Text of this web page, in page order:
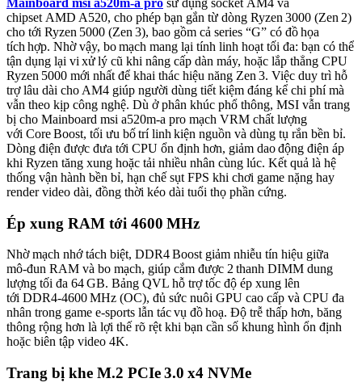
Mainboard msi a520m-a pro sử dụng socket AM4 và
chipset AMD A520, cho phép bạn gắn từ dòng Ryzen 3000 (Zen 2)
cho tới Ryzen 5000 (Zen 3), bao gồm cả series “G” có đồ họa
tích hợp. Nhờ vậy, bo mạch mang lại tính linh hoạt tối đa: bạn có thể
tận dụng lại vi xử lý cũ khi nâng cấp dàn máy, hoặc lắp thẳng CPU
Ryzen 5000 mới nhất để khai thác hiệu năng Zen 3. Việc duy trì hỗ
trợ lâu dài cho AM4 giúp người dùng tiết kiệm đáng kể chi phí mà
vẫn theo kịp công nghệ. Dù ở phân khúc phổ thông, MSI vẫn trang
bị cho Mainboard msi a520m-a pro mạch VRM chất lượng
với Core Boost, tối ưu bố trí linh kiện nguồn và dùng tụ rắn bền bỉ.
Dòng điện được đưa tới CPU ổn định hơn, giảm dao động điện áp
khi Ryzen tăng xung hoặc tải nhiều nhân cùng lúc. Kết quả là hệ
thống vận hành bền bỉ, hạn chế sụt FPS khi chơi game nặng hay
render video dài, đồng thời kéo dài tuổi thọ phần cứng.
Ép xung RAM tới 4600 MHz
Nhờ mạch nhớ tách biệt, DDR4 Boost giảm nhiễu tín hiệu giữa
mô‑đun RAM và bo mạch, giúp cắm được 2 thanh DIMM dung
lượng tối đa 64 GB. Bảng QVL hỗ trợ tốc độ ép xung lên
tới DDR4‑4600 MHz (OC), đủ sức nuôi GPU cao cấp và CPU đa
nhân trong game e‑sports lẫn tác vụ đồ hoạ. Độ trễ thấp hơn, băng
thông rộng hơn là lợi thế rõ rệt khi bạn cần số khung hình ổn định
hoặc biên tập video 4K.
Trang bị khe M.2 PCIe 3.0 x4 NVMe